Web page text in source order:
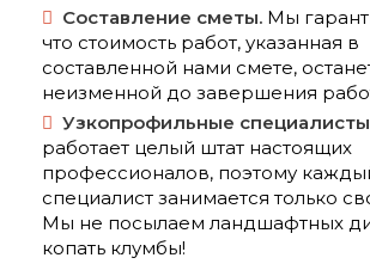
Составление сметы. Мы
что стоимость работ, указанная в
составленной нами смете,
неизменной до завершения
Узкопрофильные
работает целый штат настоящих
профессионалов, поэтому
специалист занимается только
Мы не посылаем ландшафтных
копать клумбы!